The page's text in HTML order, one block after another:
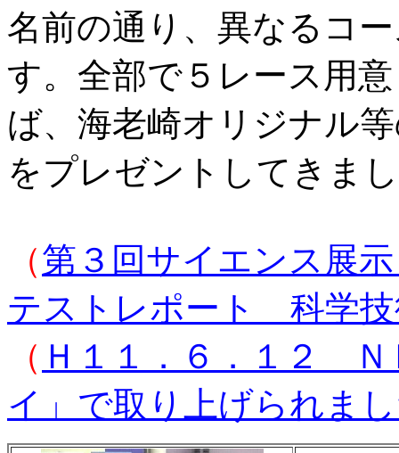
名前の通り、異なるコ
す。全部で５レース用
ば、海老崎オリジナル
をプレゼントしてきま
（第３回サイエンス展
テストレポート 科学
（ Ｈ１１．６．１２ Ｎ
イ」で取り上げられま